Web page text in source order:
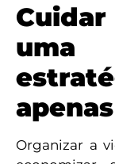
Organizar a